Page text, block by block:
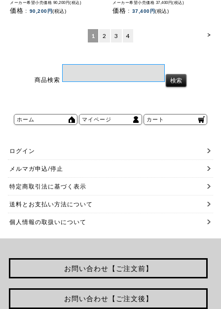
メーカー希望小売価格 90,200円(税込)
価格 : 90,200円(税込)
メーカー希望小売価格 37,400円(税込)
価格 : 37,400円(税込)
>
1 2 3 4
商品検索
ホーム マイページ カート
ログイン
メルマガ申込/停止
特定商取引法に基づく表示
送料とお支払い方法について
個人情報の取扱いについて
お問い合わせ【ご注文前】
お問い合わせ【ご注文後】